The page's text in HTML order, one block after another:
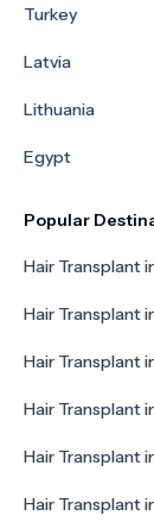
Turkey
Latvia
Lithuania
Egypt
Popular
Hair Transplant
Hair Transplant
Hair Transplant
Hair Transplant
Hair Transplant
Hair Transplant